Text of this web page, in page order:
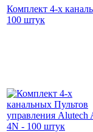
Комплект 4-х
100 штук